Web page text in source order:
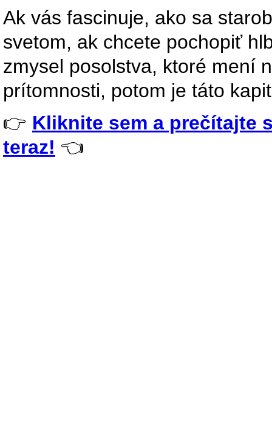
Ak vás fascinuje, ako sa
svetom, ak chcete pochopiť
zmysel posolstva, ktoré mení
prítomnosti, potom je táto
👉 Kliknite sem a prečítajte
teraz! 👈